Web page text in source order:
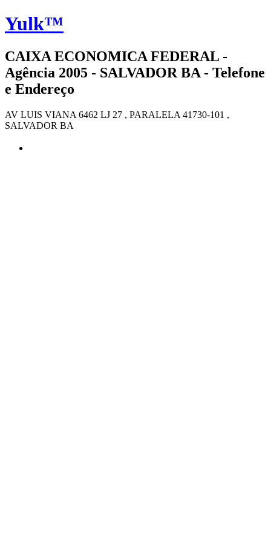
Yulk™
CAIXA ECONOMICA FEDERAL -
Agência 2005 - SALVADOR BA - Telefone
e Endereço
AV LUIS VIANA 6462 LJ 27 , PARALELA 41730-101 ,
SALVADOR BA